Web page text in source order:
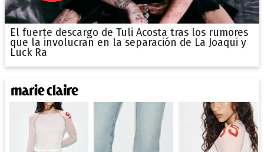
El fuerte descargo de Tuli Acosta tras los rumores
que la involucran en la separación de La Joaqui y
Luck Ra